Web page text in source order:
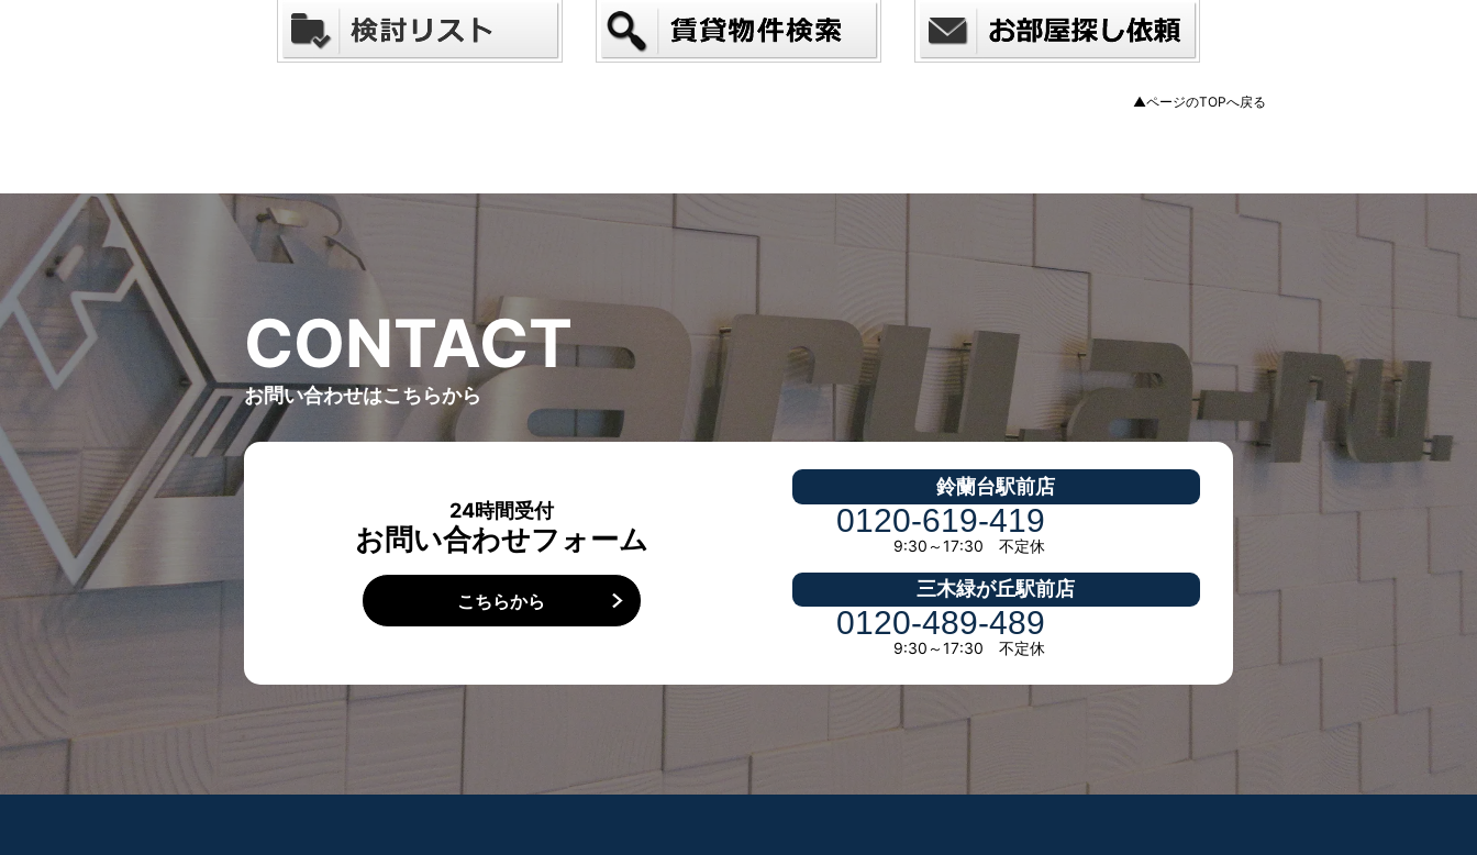
▲ページのTOPへ戻る
CONTACT
お問い合わせはこちらから
24時間受付
お問い合わせフォーム
こちらから
鈴蘭台駅前店
0120-619-419
9:30～17:30 不定休
三木緑が丘駅前店
0120-489-489
9:30～17:30 不定休